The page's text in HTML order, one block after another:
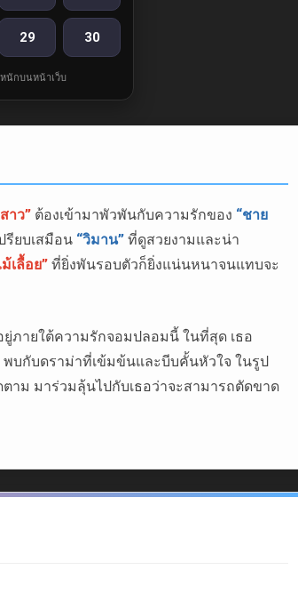
29 30
นักบนหน้าเว็บ
าว” ต้องเข้ามาพัวพันกับความรักของ “ชาย
รียบเสมือน “วิมาน” ที่ดูสวยงามและน่า
ม้เลื้อย” ที่ยิ่งพันรอบตัวก็ยิ่งแน่นหนาจนแทบจะ
ภายใต้ความรักจอมปลอมนี้ ในที่สุด เธอ
บกับดราม่าที่เข้มข้นและบีบคั้นหัวใจ ในรูป
ม มาร่วมลุ้นไปกับเธอว่าจะสามารถตัดขาด